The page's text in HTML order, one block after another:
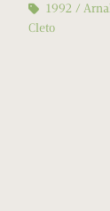
1992
Cleto